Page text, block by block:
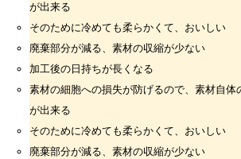
が出来る
そのために冷めても柔らかくて、おいしい
廃棄部分が減る、素材の収縮が少ない
加工後の日持ちが長くなる
素材の細胞への損失が防げるので、素材自体
が出来る
そのために冷めても柔らかくて、おいしい
廃棄部分が減る、素材の収縮が少ない